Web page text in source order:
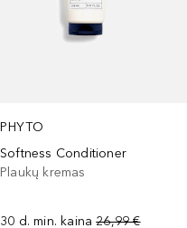
PHYTO
Softness Conditioner
Plaukų kremas
30 d. min. kaina 26,99 €